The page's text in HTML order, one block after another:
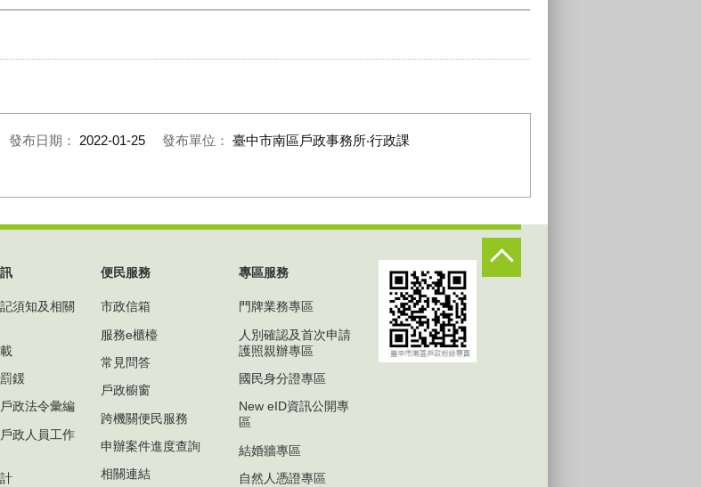
發布日期： 2022-01-25 發布單位： 臺中市南區戶政事務所‧行政課
須知及相關
鍰
政法令彙編
政人員工作
便民服務
市政信箱
服務e櫃檯
常見問答
戶政櫥窗
跨機關便民服務
申辦案件進度查詢
相關連結
專區服務
門牌業務專區
人別確認及首次申請
護照親辦專區
國民身分證專區
New eID資訊公開專
區
結婚牆專區
自然人憑證專區